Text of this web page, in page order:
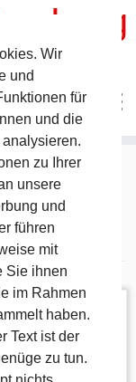
Wir
und
für
und die
zu Ihrer
unsere
und
führen
mit
Sie ihnen
im Rahmen
haben.
Text ist der
zu tun.